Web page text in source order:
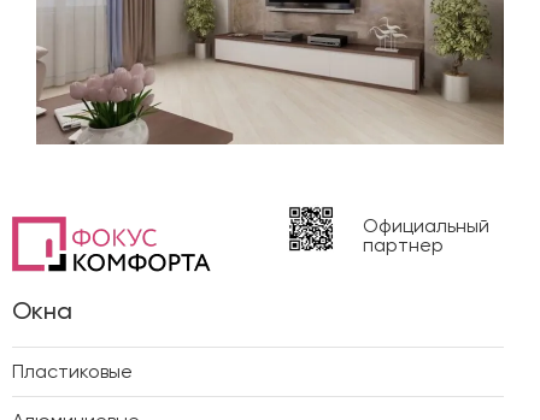
Официальный
партнер
Окна
Пластиковые